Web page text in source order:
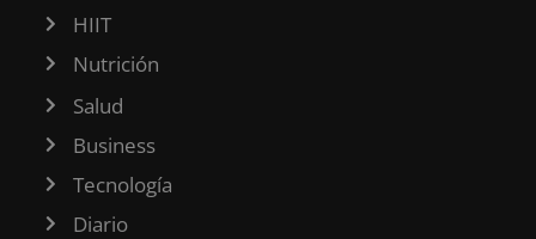
HIIT
Nutrición
Salud
Business
Tecnología
Diario